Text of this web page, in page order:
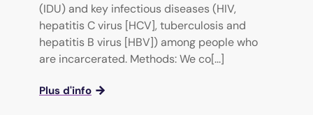
(IDU) and key infectious diseases (HIV,
hepatitis C virus [HCV], tuberculosis and
hepatitis B virus [HBV]) among people who
are incarcerated. Methods: We co[...]
Plus d'info